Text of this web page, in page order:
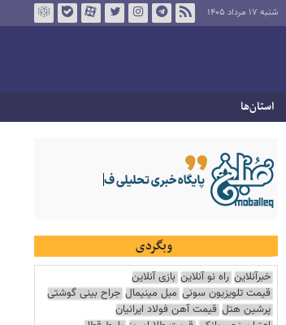
شنبه ۱۷ مرداد ۱۴۰۵
استان‌ها
وبگردی
خبرآنلاین راه نو آنلاین بازی آنلاین
قیمت تلویزیون سونی مبل مینیمال جراح بینی گوشتی
پرشین هتل قیمت آهن فولاد ایرانیان